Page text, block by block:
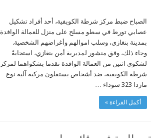
الصباح ضبط مركز شرطة الكويفية، أحد أفراد تشكيل
عصابي تورط في سطو مسلح على منزل للعمالة الوافدة
بمدينة بنغازي، وسلب اموالهم وأغراضهم الشخصية.
وجاء ذلك، وفق منشور لمديرية أمن بنغازي، استجابةً
لشكوى اثنين من العمالة الوافدة تقدما بشكواهما لمركز
شرطة الكويفية، ضد أشخاص يستقلون مركبة آلية نوع
مازدا 323 سوداء …
أكمل القراءة »